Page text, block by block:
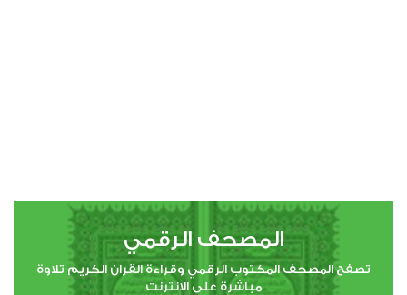
المصحف الرقمي
تصفح المصحف المكتوب الرقمي وقراءة القران الكريم تلاوة
مباشرة على الانترنت